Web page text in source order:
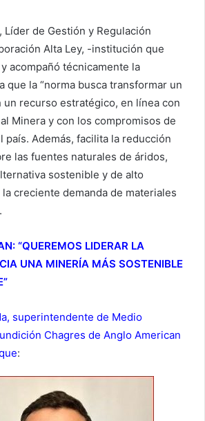
Líder de Gestión y Regulación
Alta Ley, -institución que
acompañó técnicamente la
que la “norma busca transformar un
un recurso estratégico, en línea con
Minera y con los compromisos de
país. Además, facilita la reducción
las fuentes naturales de áridos,
sostenible y de alto
creciente demanda de materiales
“QUEREMOS LIDERAR LA
UNA MINERÍA MÁS SOSTENIBLE
superintendente de Medio
Chagres de Anglo American
: